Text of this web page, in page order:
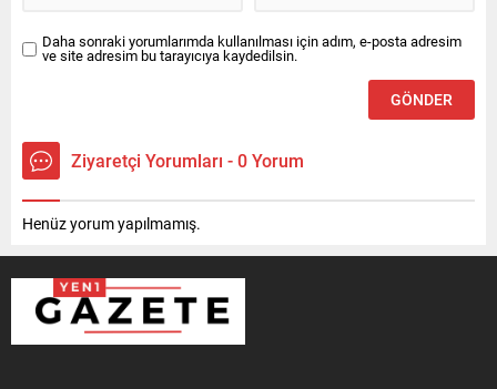
Daha sonraki yorumlarımda kullanılması için adım, e-posta adresim
ve site adresim bu tarayıcıya kaydedilsin.
Ziyaretçi Yorumları - 0 Yorum
Henüz yorum yapılmamış.